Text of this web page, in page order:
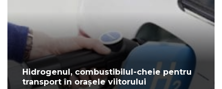
Hidrogenul, combustibilul-cheie pentru
transport în orașele viitorului